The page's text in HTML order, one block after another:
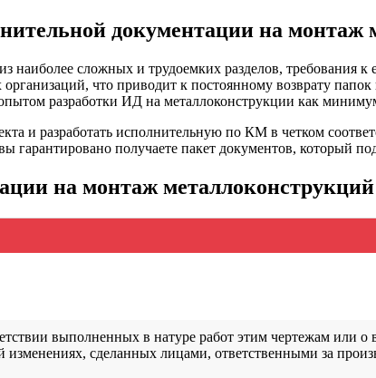
документации на монтаж
сложных и трудоемких разделов, требования
что приводит к постоянному возврату
разработки ИД на металлоконструкции как
и разработать исполнительную по КМ в четком
получаете пакет документов, который
на монтаж металлоконструкций
выполненных в натуре работ этим чертежам или о
сделанных лицами, ответственными за